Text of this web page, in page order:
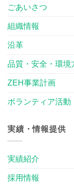
ごあいさつ
組織情報
沿革
品質・安全・環境
ZEH事業計画
ボランティア活動
実績・情報提供
実績紹介
採用情報